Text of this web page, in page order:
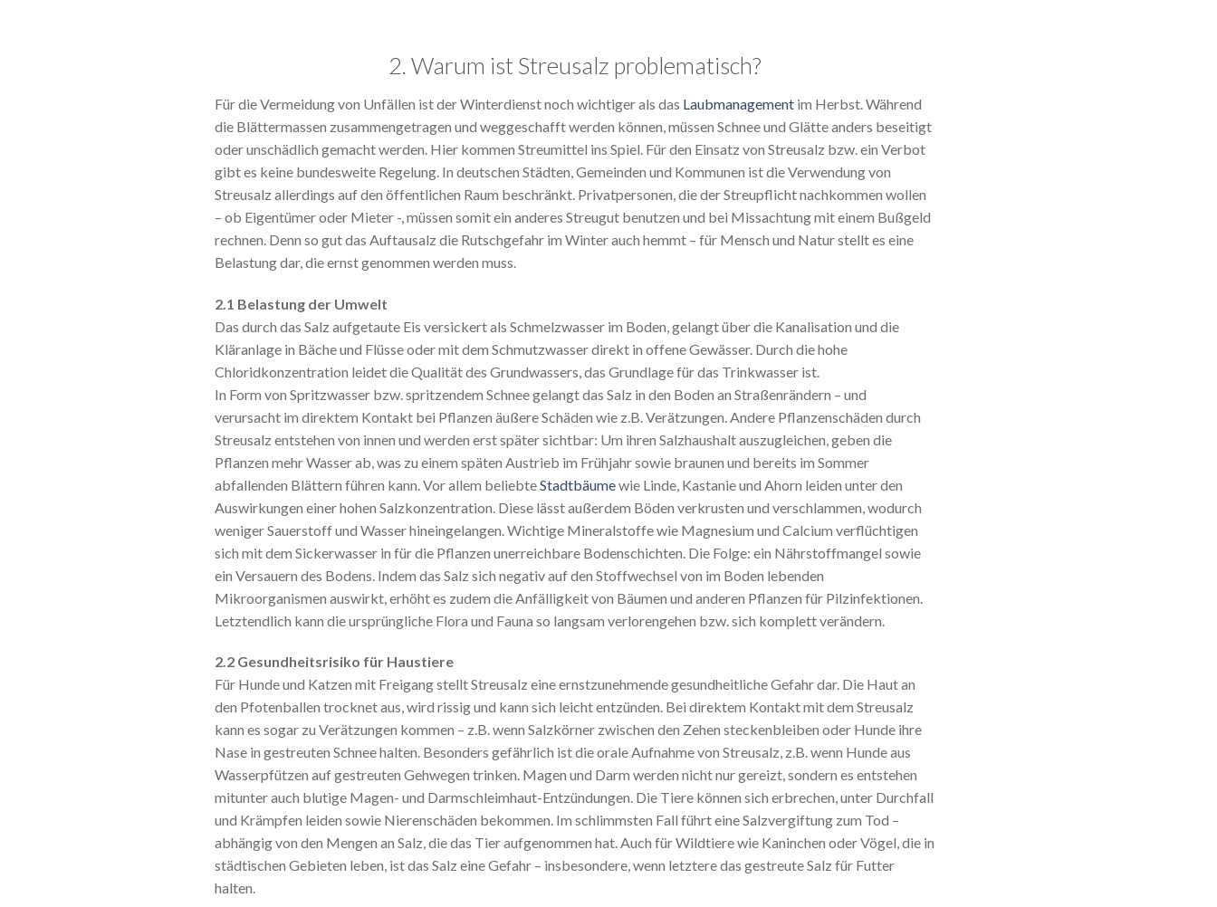
2. Warum ist Streusalz problematisch?
Für die Vermeidung von Unfällen ist der Winterdienst noch wichtiger als das Laubmanagement im Herbst. Während
die Blättermassen zusammengetragen und weggeschafft werden können, müssen Schnee und Glätte anders beseitigt
oder unschädlich gemacht werden. Hier kommen Streumittel ins Spiel. Für den Einsatz von Streusalz bzw. ein Verbot
gibt es keine bundesweite Regelung. In deutschen Städten, Gemeinden und Kommunen ist die Verwendung von
Streusalz allerdings auf den öffentlichen Raum beschränkt. Privatpersonen, die der Streupflicht nachkommen wollen
– ob Eigentümer oder Mieter -, müssen somit ein anderes Streugut benutzen und bei Missachtung mit einem Bußgeld
rechnen. Denn so gut das Auftausalz die Rutschgefahr im Winter auch hemmt – für Mensch und Natur stellt es eine
Belastung dar, die ernst genommen werden muss.
2.1 Belastung der Umwelt
Das durch das Salz aufgetaute Eis versickert als Schmelzwasser im Boden, gelangt über die Kanalisation und die
Kläranlage in Bäche und Flüsse oder mit dem Schmutzwasser direkt in offene Gewässer. Durch die hohe
Chloridkonzentration leidet die Qualität des Grundwassers, das Grundlage für das Trinkwasser ist.
In Form von Spritzwasser bzw. spritzendem Schnee gelangt das Salz in den Boden an Straßenrändern – und
verursacht im direktem Kontakt bei Pflanzen äußere Schäden wie z.B. Verätzungen. Andere Pflanzenschäden durch
Streusalz entstehen von innen und werden erst später sichtbar: Um ihren Salzhaushalt auszugleichen, geben die
Pflanzen mehr Wasser ab, was zu einem späten Austrieb im Frühjahr sowie braunen und bereits im Sommer
abfallenden Blättern führen kann. Vor allem beliebteStadtbäumewie Linde, Kastanie und Ahorn leiden unter den
Auswirkungen einer hohen Salzkonzentration. Diese lässt außerdem Böden verkrusten und verschlammen, wodurch
weniger Sauerstoff und Wasser hineingelangen. Wichtige Mineralstoffe wie Magnesium und Calcium verflüchtigen
sich mit dem Sickerwasser in für die Pflanzen unerreichbare Bodenschichten. Die Folge: ein Nährstoffmangel sowie
ein Versauern des Bodens. Indem das Salz sich negativ auf den Stoffwechsel von im Boden lebenden
Mikroorganismen auswirkt, erhöht es zudem die Anfälligkeit von Bäumen und anderen Pflanzen für Pilzinfektionen.
Letztendlich kann die ursprüngliche Flora und Fauna so langsam verlorengehen bzw. sich komplett verändern.
2.2 Gesundheitsrisiko für Haustiere
Für Hunde und Katzen mit Freigang stellt Streusalz eine ernstzunehmende gesundheitliche Gefahr dar. Die Haut an
den Pfotenballen trocknet aus, wird rissig und kann sich leicht entzünden. Bei direktem Kontakt mit dem Streusalz
kann es sogar zu Verätzungen kommen – z.B. wenn Salzkörner zwischen den Zehen steckenbleiben oder Hunde ihre
Nase in gestreuten Schnee halten. Besonders gefährlich ist die orale Aufnahme von Streusalz, z.B. wenn Hunde aus
Wasserpfützen auf gestreuten Gehwegen trinken. Magen und Darm werden nicht nur gereizt, sondern es entstehen
mitunter auch blutige Magen- und Darmschleimhaut-Entzündungen. Die Tiere können sich erbrechen, unter Durchfall
und Krämpfen leiden sowie Nierenschäden bekommen. Im schlimmsten Fall führt eine Salzvergiftung zum Tod –
abhängig von den Mengen an Salz, die das Tier aufgenommen hat. Auch für Wildtiere wie Kaninchen oder Vögel, die in
städtischen Gebieten leben, ist das Salz eine Gefahr – insbesondere, wenn letztere das gestreute Salz für Futter
halten.